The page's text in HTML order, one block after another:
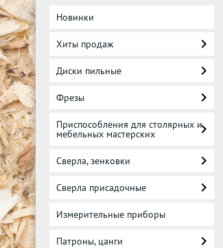
Новинки
Хиты продаж
Диски пильные
Фрезы
Приспособления для столярных и
мебельных мастерских
Сверла, зенковки
Сверла присадочные
Измерительные приборы
Патроны, цанги